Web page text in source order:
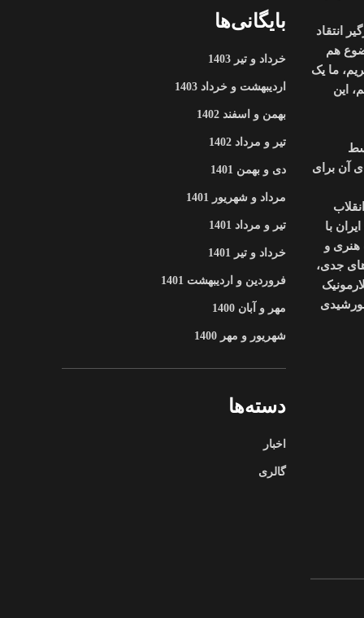
انتقاد
هم
ما یک
این
خورشیدی، توسط
آن برای
با
هنری و
شد. از سال ۱۳۹۳ خورشیدی، تلاش‌های جدی،
میرزایی، بهرام جمالی ، مرتضی دلیری و فؤاد قهرمانی سرانجام با شخصیت حقوقی مستقل، در سال ۱۳۹۷ خورشیدی
بایگانی‌ها
خرداد و تیر 1403
اردیبهشت و خرداد 1403
بهمن و اسفند 1402
تیر و مرداد 1402
دی و بهمن 1401
مرداد و شهریور 1401
تیر و مرداد 1401
خرداد و تیر 1401
فروردین و اردیبهشت 1401
مهر و آبان 1400
شهریور و مهر 1400
دسته‌ها
اخبار
گالری